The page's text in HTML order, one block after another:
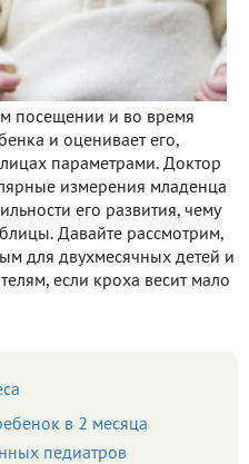
посещении и во время
и оценивает его,
параметрами. Доктор
измерения младенца
его развития, чему
Давайте рассмотрим,
для двухмесячных детей и
если кроха весит мало
в 2 месяца
педиатров